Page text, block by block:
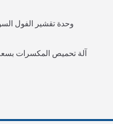
آلة تحميص المكسرات بسعة 200 كجم/س تم بيعها إلى